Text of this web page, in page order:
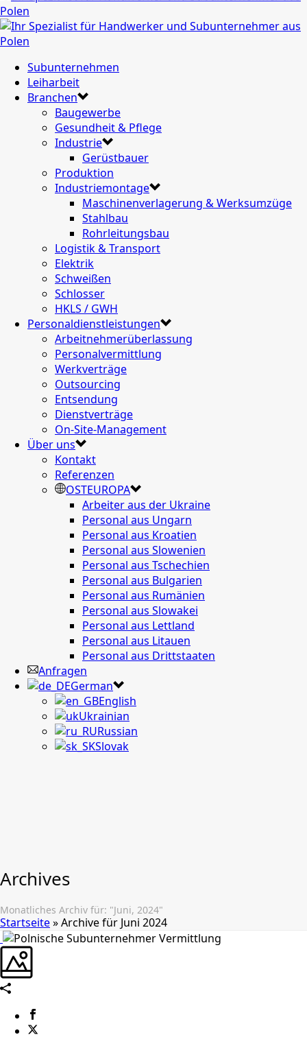
Subunternehmen
Leiharbeit
Branchen
Baugewerbe
Gesundheit & Pflege
Industrie
Gerüstbauer
Produktion
Industriemontage
Maschinenverlagerung & Werksumzüge
Stahlbau
Rohrleitungsbau
Logistik & Transport
Elektrik
Schweißen
Schlosser
HKLS / GWH
Personaldienstleistungen
Arbeitnehmerüberlassung
Personalvermittlung
Werkverträge
Outsourcing
Entsendung
Dienstverträge
On-Site-Management
Über uns
Kontakt
Referenzen
OSTEUROPA
Arbeiter aus der Ukraine
Personal aus Ungarn
Personal aus Kroatien
Personal aus Slowenien
Personal aus Tschechien
Personal aus Bulgarien
Personal aus Rumänien
Personal aus Slowakei
Personal aus Lettland
Personal aus Litauen
Personal aus Drittstaaten
Anfragen
German
English
Ukrainian
Russian
Slovak
Archives
Monatliches Archiv für: "Juni, 2024"
Startseite»Archive für Juni 2024